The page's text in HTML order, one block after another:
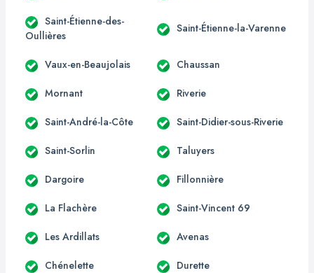
Saint-Étienne-des-
Oullières
Saint-Étienne-la-Varenne
Vaux-en-Beaujolais Chaussan
Mornant Riverie
Saint-André-la-Côte Saint-Didier-sous-Riverie
Saint-Sorlin Taluyers
Dargoire Fillonnière
La Flachère Saint-Vincent 69
Les Ardillats Avenas
Chénelette Durette